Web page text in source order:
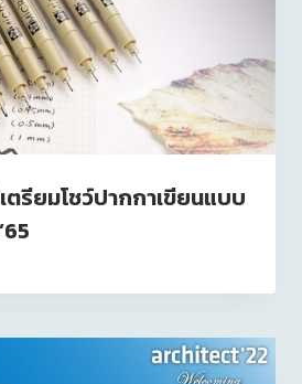
ตรียมโชว์ปากกาเขียนแบบ